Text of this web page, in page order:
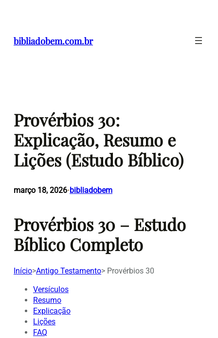
conteúdo
bibliadobem.com.br
Provérbios 30:
Explicação, Resumo e
Lições (Estudo Bíblico)
março 18, 2026•bibliadobem
Provérbios 30 – Estudo
Bíblico Completo
Início>Antigo Testamento> Provérbios 30
Versículos
Resumo
Explicação
Lições
FAQ